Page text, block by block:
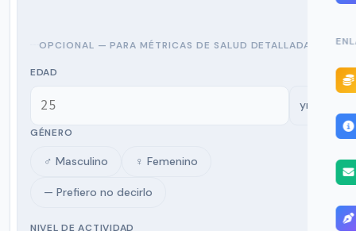
OPCIONAL — PARA MÉTRICAS DE SALUD DETALLADAS
EDAD
yrs
GÉNERO
♂ Masculino ♀ Femenino
— Prefiero no decirlo
NIVEL DE ACTIVIDAD